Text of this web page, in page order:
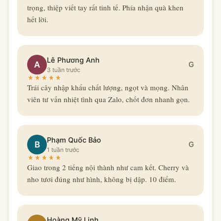
trọng, thiệp viết tay rất tinh tế. Phía nhận quà khen
hết lời.
A Lê Phương Anh
3 tuần trước
G
Trái cây nhập khẩu chất lượng, ngọt và mọng. Nhân
viên tư vấn nhiệt tình qua Zalo, chốt đơn nhanh gọn.
B Phạm Quốc Bảo
1 tuần trước
G
Giao trong 2 tiếng nội thành như cam kết. Cherry và
nho tươi đúng như hình, không bị dập. 10 điểm.